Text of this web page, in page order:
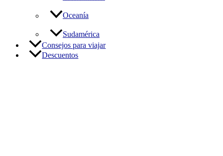
Oceanía
Sudamérica
Consejos para viajar
Descuentos